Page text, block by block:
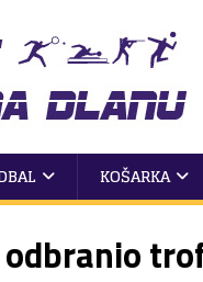
KOŠARKA